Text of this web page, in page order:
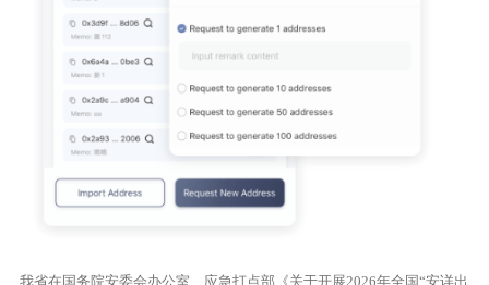
我省在国务院安委会办公室、应急打点部《关于开展2026年全国“安详出